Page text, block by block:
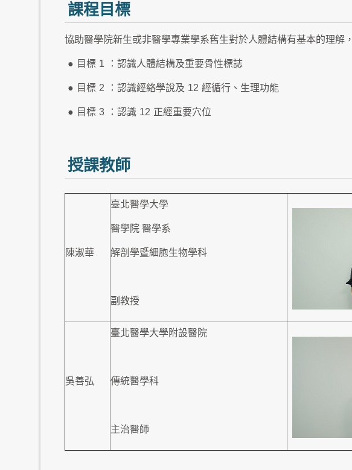
課程目標
協助醫學院新生或非醫學專業學系舊生對於人體結構有基本的理解
● 目標 1 ：認識人體結構及重要骨性標誌
● 目標 2 ：認識經絡學說及 12 經循行、生理功能
● 目標 3 ：認識 12 正經重要穴位
授課教師
陳淑華
臺北醫學大學
醫學院 醫學系
解剖學暨細胞生物學科
副教授
吳善弘
臺北醫學大學附設醫院
傳統醫學科
主治醫師